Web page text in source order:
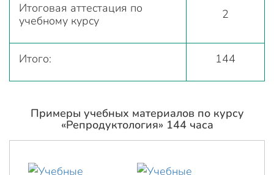
Итоговая аттестация по
учебному курсу
2
Итого: 144
Примеры учебных материалов по курсу
«Репродуктология» 144 часа